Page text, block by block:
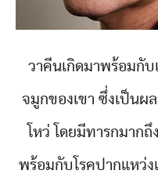
วาคีนเกิดมาพร้อมกั
จมูกของเขา ซึ่งเป็นผ
โหว่ โดยมีทารกมาก
พร้อมกับโรคปากแหว่ง